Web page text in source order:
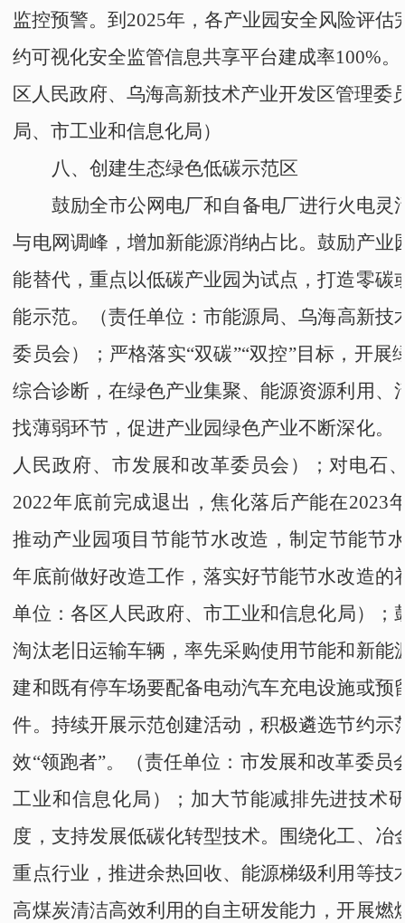
监控预警。到 2025年，各产业园安全风险评估
约可视化安全监管信息共享平台建成率100%。
区人民政府、乌海高新技术产业开发区管理委
局、市工业和信息化局）
八、创建生态绿色低碳示范区
鼓励全市公网电厂和自备电厂进行火电灵
与电网调峰，增加新能源消纳占比。鼓励产业
能替代，重点以低碳产业园为试点，打造零碳
能示范。
（责任单位：市能源局、乌海高新技
委员会） ； 严格落实“双碳”“双控”目标， 开展
综合诊断，在绿色产业集聚、能源资源利用、
找薄弱环节， 促进产业园绿色产业不断深化。
人民政府、 市发展和改革委员会 ）； 对电石
2022年底前完成退出，焦化落后产能在2023
推动产业园项目节能节水改造，制定节能节
年底前做好改造工作，落实好节能节水改造的
单位： 各区人民政府、市工业和信息化局） ；
淘汰老旧运输车辆，率先采购使用节能和新能
建和既有停车场要配备电动汽车充电设施或预
件。持续开展示范创建活动，积极遴选节约示
效“领跑者”。 （责任单位： 市发展和改革委员
工业和信息化局 ） ； 加大节能减排先进技术
度，支持发展低碳化转型技术。围绕化工、冶
重点行业，推进余热回收、能源梯级利用等技
高煤炭清洁高效利用的自主研发能力，开展燃